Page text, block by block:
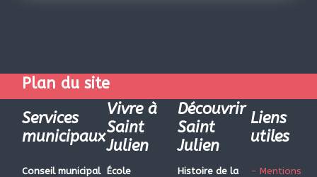
Plan du site
Services
municipaux
Vivre à
Saint
Julien
Découvrir
Saint
Julien
Liens
utiles
Conseil municipal
École
Histoire de la
- Mentions